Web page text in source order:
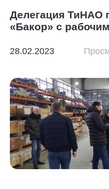
Делегация ТиНАО
«Бакор» с
28.02.2023